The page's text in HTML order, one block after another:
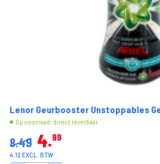
Lenor Geurbooster Unstoppables
Op voorraad: direct leverbaar
8.49 4 99
4.12 EXCL. BTW